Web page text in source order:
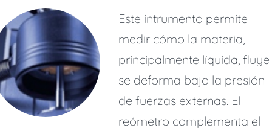
Este intrumento permite
medir cómo la materia,
principalmente líquida,
se deforma bajo la presión
de fuerzas externas. El
reómetro complementa el